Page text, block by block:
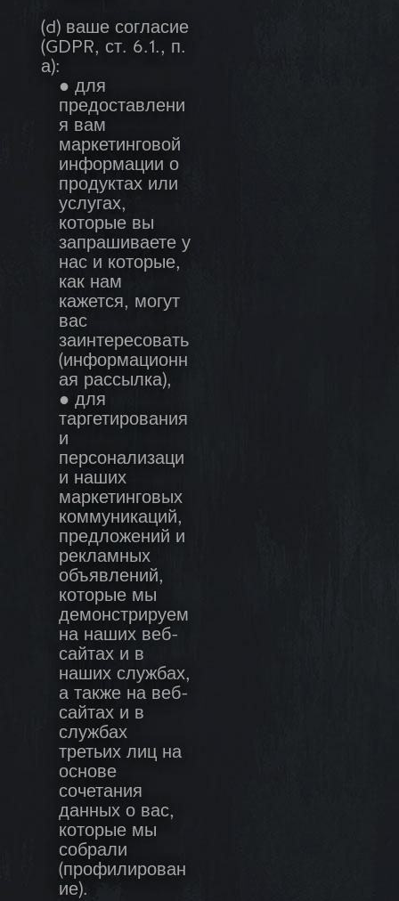
(d) ваше согласие
(GDPR, ст. 6.1., п.
а):
● для
предоставлени
я вам
маркетинговой
информации о
продуктах или
услугах,
которые вы
запрашиваете у
нас и которые,
как нам
кажется, могут
вас
заинтересовать
(информационн
ая рассылка),
● для
таргетирования
и
персонализаци
и наших
маркетинговых
коммуникаций,
предложений и
рекламных
объявлений,
которые мы
демонстрируем
на наших веб-
сайтах и в
наших службах,
а также на веб-
сайтах и в
службах
третьих лиц на
основе
сочетания
данных о вас,
которые мы
собрали
(профилирован
ие).